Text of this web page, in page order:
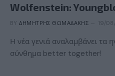
Wolfenstein:
BY ΔΗΜΉΤΡΗΣ ΘΩΜΑΔΆΚΗΣ 19/
Η νέα γενιά αναλαμβάνει τα
σύνθημα better together!